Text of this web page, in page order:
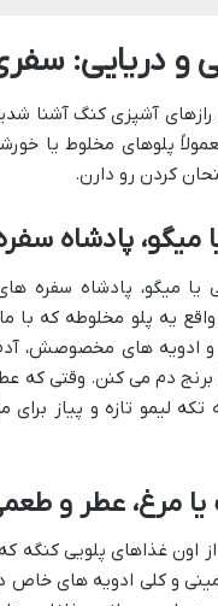
و دریایی:
رازهای آشپزی کنگ آشنا
پلوهای مخلوط یا
کردن رو دارن.
میگو، پادشاه
یا میگو، پادشاه سفره
یه پلو مخلوطه که
ادویه های مخصوصش، آدم
دم می کنن. وقتی که
لیمو تازه و پیاز برای
مرغ، عطر و
اون غذاهای پلویی
و کلی ادویه های خاص